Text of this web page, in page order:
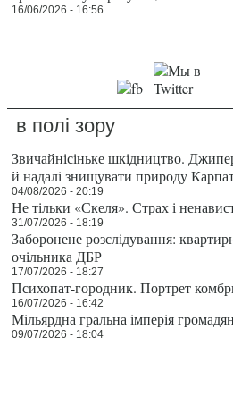
16/06/2026 - 16:56
в полі зору
Звичайнісіньке шкідництво.
й надалі знищувати природу
04/08/2026 - 20:19
Не тільки «Скеля». Страх і
31/07/2026 - 18:19
Заборонене розслідування:
очільника ДБР
17/07/2026 - 18:27
Психопат-городник. Портрет
16/07/2026 - 16:42
Мільярдна гральна імперія
09/07/2026 - 18:04